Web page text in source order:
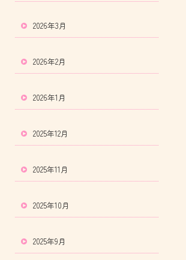
2026年3月
2026年2月
2026年1月
2025年12月
2025年11月
2025年10月
2025年9月